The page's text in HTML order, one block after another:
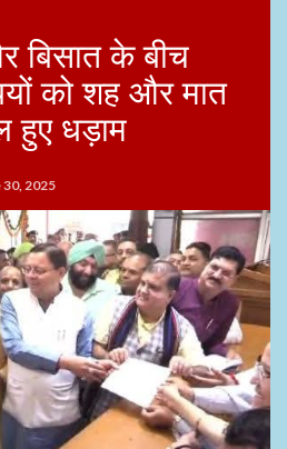
बिसात के बीच
को शह और मात
हुए धड़ाम
2025